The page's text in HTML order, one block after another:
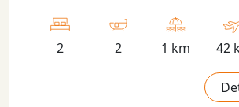
2 2 1 km 42